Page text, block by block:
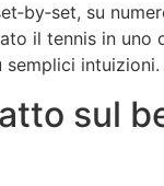
su
il tennis in uno
semplici intuizioni.
sul